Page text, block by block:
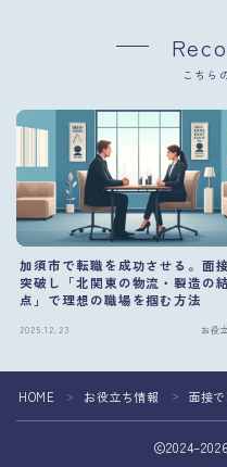
こちら
加須市で転職を成功させる。面
突破し「北関東の物流・製造の
点」で理想の職場を掴む方法
2025.12.23 お役
HOME ＞ お役立ち情報 ＞ 面接